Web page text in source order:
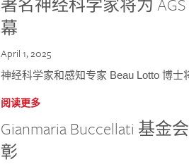
幕
April 1, 2025
神经科学家和感知专家 Beau Lotto 博
阅读更多
Gianmaria Buccellati 基
彰